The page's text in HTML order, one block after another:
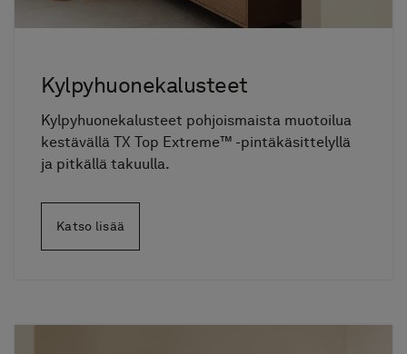
Kylpyhuonekalusteet
Kylpyhuonekalusteet pohjoismaista muotoilua
kestävällä TX Top Extreme™ -pintäkäsittelyllä
ja pitkällä takuulla.
Katso lisää